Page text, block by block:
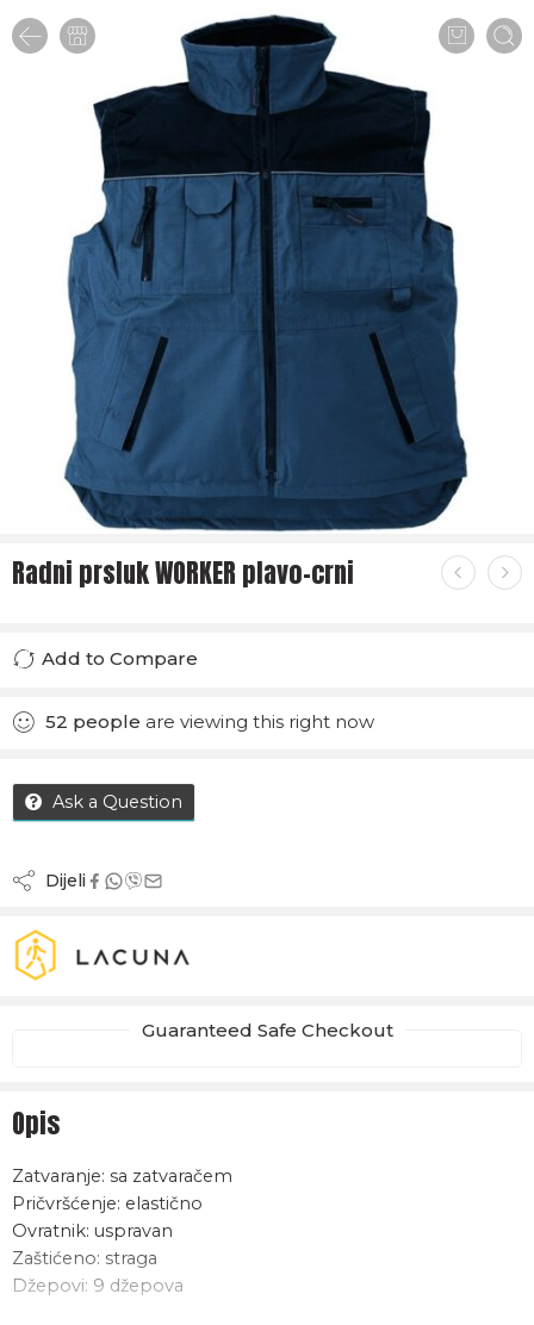
Radni prsluk WORKER plavo-crni
Add to Compare
52 people are viewing this right now
Ask a Question
Dijeli
Guaranteed Safe Checkout
Opis
Zatvaranje: sa zatvaračem
Pričvršćenje: elastično
Ovratnik: uspravan
Zaštićeno: straga
Džepovi: 9 džepova